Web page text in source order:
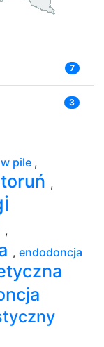
7
3
pile ,
,
,
, endodoncja